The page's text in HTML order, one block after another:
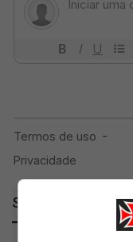
SuperVasco